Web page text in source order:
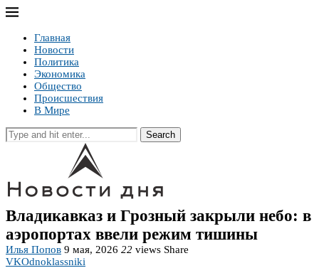
Главная
Новости
Политика
Экономика
Общество
Происшествия
В Мире
Search
Владикавказ и Грозный закрыли небо: в
аэропортах ввели режим тишины
Илья Попов 9 мая, 2026 22 views Share
VKOdnoklassniki